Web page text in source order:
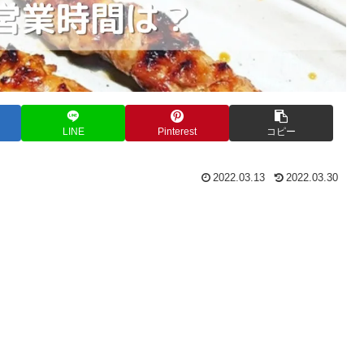
LINE Pinterest コピー
2022.03.13 2022.03.30